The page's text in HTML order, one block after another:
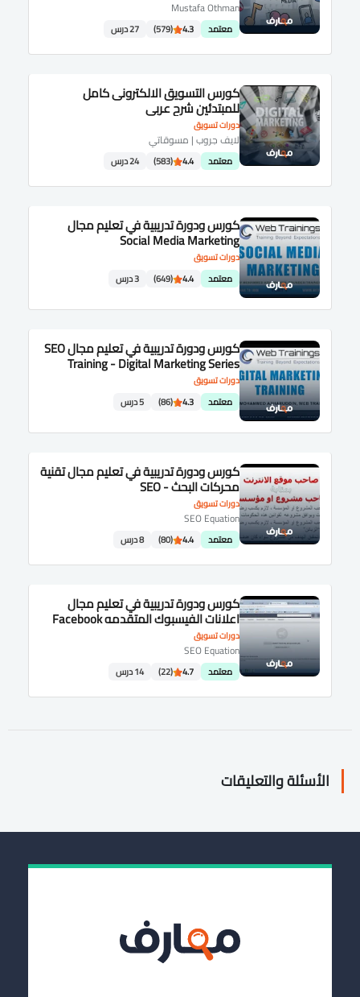
Mustafa Othman
معتمد 4.3
(579) 27 درس
دورات تسويق
كورس التسويق الالكترونى كامل
للمبتدئين شرح عربى
لايف جروب | مسوقاتي
معتمد 4.4
(583) 24 درس
دورات تسويق
كورس ودورة تدريبية في تعليم مجال
Social Media Marketing
معتمد 4.4
(649) 3 درس
دورات تسويق
كورس ودورة تدريبية في تعليم مجال SEO
Training - Digital Marketing Series
معتمد 4.3
(86) 5 درس
دورات تسويق
كورس ودورة تدريبية في تعليم مجال تقنية
محركات البحث - SEO
SEO Equation
معتمد 4.4
(80) 8 درس
دورات تسويق
كورس ودورة تدريبية في تعليم مجال
اعلانات الفيسبوك المتقدمه Facebook
advanced ads
SEO Equation
معتمد 4.7
(22) 14 درس
الأسئلة والتعليقات